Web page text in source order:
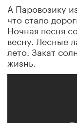
А Паровозику
что стало
Ночная песня
весну. Лесные
лето. Закат
жизнь.